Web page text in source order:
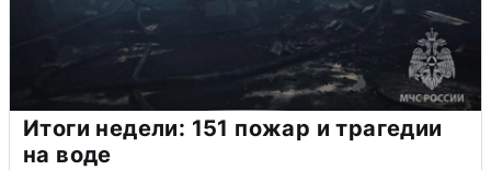
Итоги недели: 151 пожар и трагедии
на воде